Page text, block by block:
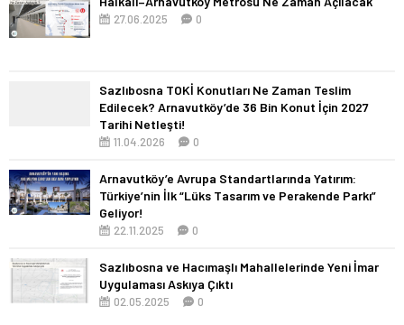
27.06.2025 0
Sazlıbosna TOKİ Konutları Ne Zaman Teslim
Edilecek? Arnavutköy’de 36 Bin Konut İçin 2027
Tarihi Netleşti!
11.04.2026 0
Arnavutköy’e Avrupa Standartlarında Yatırım:
Türkiye’nin İlk “Lüks Tasarım ve Perakende Parkı”
Geliyor!
22.11.2025 0
Sazlıbosna ve Hacımaşlı Mahallelerinde Yeni İmar
Uygulaması Askıya Çıktı
02.05.2025 0